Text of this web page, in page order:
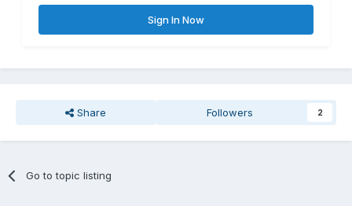
Sign In Now
Share Followers 2
Go to topic listing